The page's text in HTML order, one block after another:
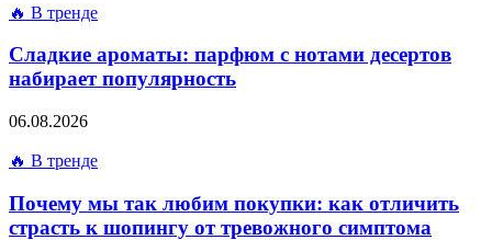
🔥 В тренде
Сладкие ароматы: парфюм с нотами десертов
набирает популярность
06.08.2026
🔥 В тренде
Почему мы так любим покупки: как отличить
страсть к шопингу от тревожного симптома